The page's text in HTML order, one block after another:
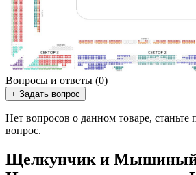
Вопросы и ответы (0)
+ Задать вопрос
Нет вопросов о данном товаре, станьте
вопрос.
Щелкунчик и Мышиный